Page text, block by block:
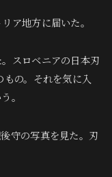
ア地方に届いた。
スロベニアの日本刃
の。それを気に入
。
守の写真を見た。刃